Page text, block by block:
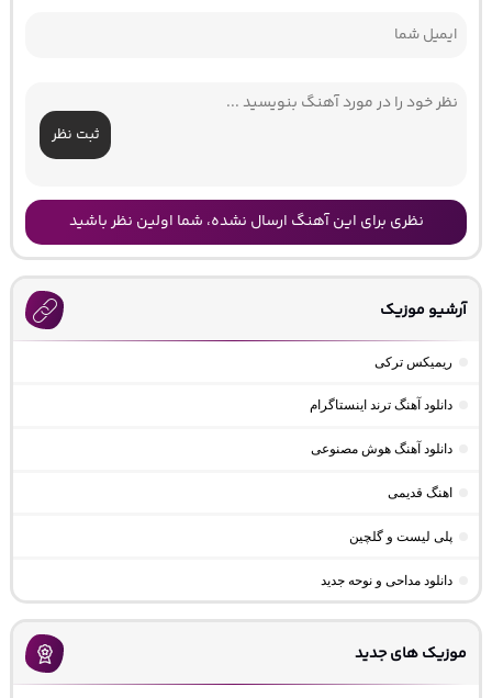
ثبت نظر
نظری برای این آهنگ ارسال نشده، شما اولین نظر باشید
آرشیو موزیک
ریمیکس ترکی
دانلود آهنگ ترند اینستاگرام
دانلود آهنگ هوش مصنوعی
اهنگ قدیمی
پلی لیست و گلچین
دانلود مداحی و نوحه جدید
موزیک های جدید